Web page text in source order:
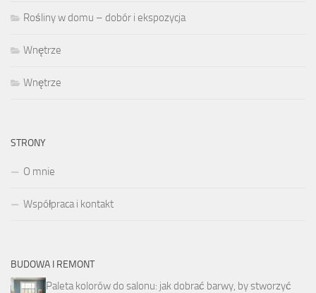
Rośliny w domu – dobór i ekspozycja
Wnętrze
Wnętrze
STRONY
O mnie
Współpraca i kontakt
BUDOWA I REMONT
Paleta kolorów do salonu: jak dobrać barwy, by stworzyć